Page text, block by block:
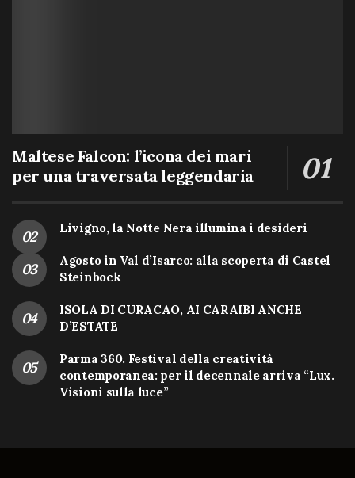
Maltese Falcon: l’icona dei mari
per una traversata leggendaria
Livigno, la Notte Nera illumina i desideri
Agosto in Val d’Isarco: alla scoperta di Castel
Steinbock
ISOLA DI CURACAO, AI CARAIBI ANCHE
D’ESTATE
Parma 360. Festival della creatività
contemporanea: per il decennale arriva “Lux.
Visioni sulla luce”